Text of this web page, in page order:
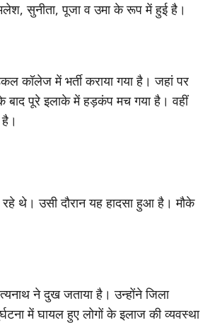
सुनीता, पूजा व उमा के रूप में हुई है।
कॉलेज में भर्ती कराया गया है। जहां पर
पूरे इलाके में हड़कंप मच गया है। वहीं
थे। उसी दौरान यह हादसा हुआ है। मौके
ने दुख जताया है। उन्होंने जिला
में घायल हुए लोगों के इलाज की व्यवस्था